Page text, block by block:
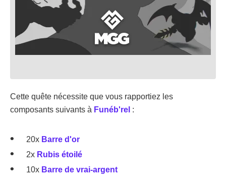
Cette quête nécessite que vous rapportiez les
composants suivants à Funéb'rel :
20x Barre d'or
2x Rubis étoilé
10x Barre de vrai-argent